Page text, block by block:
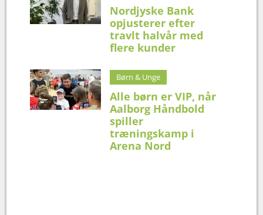
Nordjyske Bank
opjusterer efter
travlt halvår med
flere kunder
Børn & Unge
Alle børn er VIP, når
Aalborg Håndbold
spiller
træningskamp i
Arena Nord